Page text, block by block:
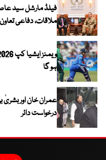
فیلڈ مارشل سید
ملاقات، دفاعی
ہو گا
عمران خان اور
درخواست دائر